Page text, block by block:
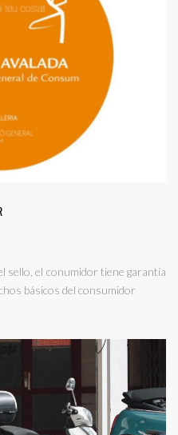
sello, el conumidor tiene garantía
básicos del consumidor